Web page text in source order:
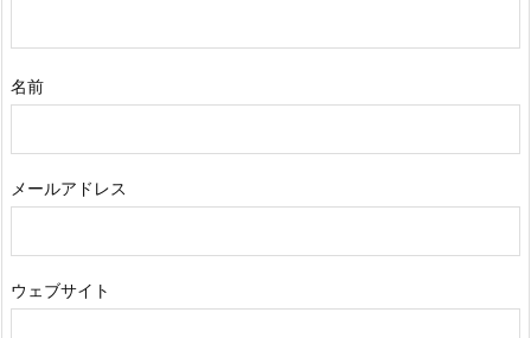
名前
メールアドレス
ウェブサイト